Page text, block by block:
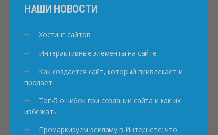
НАШИ НОВОСТИ
Хостинг сайтов
Интерактивные элементы на сайте
Как создается сайт, который привлекает и
продает
Топ-5 ошибок при создании сайта и как их
избежать
Промаркируем рекламу в Интернете: что